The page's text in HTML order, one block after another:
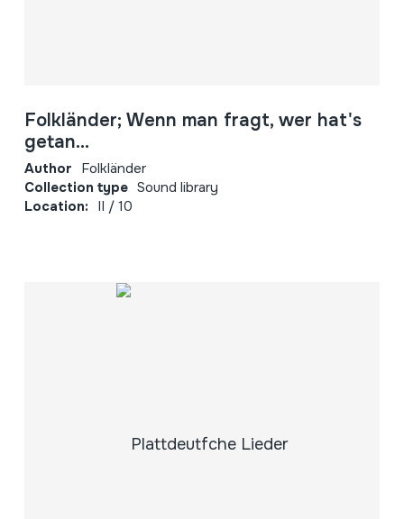
Folkländer; Wenn man fragt, wer hat's
getan...
Author Folkländer
Collection type Sound library
Location: II / 10